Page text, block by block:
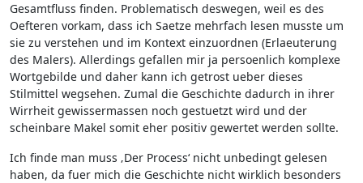
Gesamtfluss finden. Problematisch deswegen, weil es des
Oefteren vorkam, dass ich Saetze mehrfach lesen musste um
sie zu verstehen und im Kontext einzuordnen (Erlaeuterung
des Malers). Allerdings gefallen mir ja persoenlich komplexe
Wortgebilde und daher kann ich getrost ueber dieses
Stilmittel wegsehen. Zumal die Geschichte dadurch in ihrer
Wirrheit gewissermassen noch gestuetzt wird und der
scheinbare Makel somit eher positiv gewertet werden sollte.
Ich finde man muss ‚Der Process‘ nicht unbedingt gelesen
haben, da fuer mich die Geschichte nicht wirklich besonders